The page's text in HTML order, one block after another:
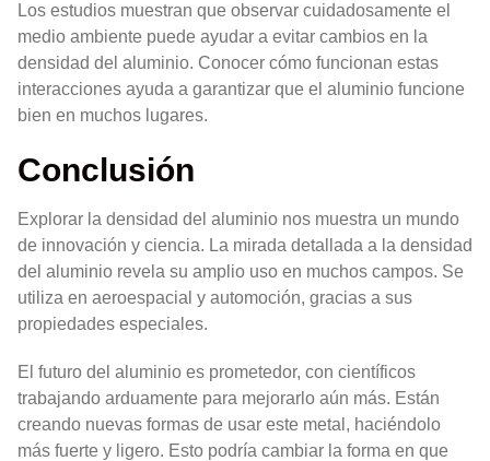
Los estudios muestran que observar cuidadosamente el
medio ambiente puede ayudar a evitar cambios en la
densidad del aluminio. Conocer cómo funcionan estas
interacciones ayuda a garantizar que el aluminio funcione
bien en muchos lugares.
Conclusión
Explorar la densidad del aluminio nos muestra un mundo
de innovación y ciencia. La mirada detallada a la densidad
del aluminio revela su amplio uso en muchos campos. Se
utiliza en aeroespacial y automoción, gracias a sus
propiedades especiales.
El futuro del aluminio es prometedor, con científicos
trabajando arduamente para mejorarlo aún más. Están
creando nuevas formas de usar este metal, haciéndolo
más fuerte y ligero. Esto podría cambiar la forma en que